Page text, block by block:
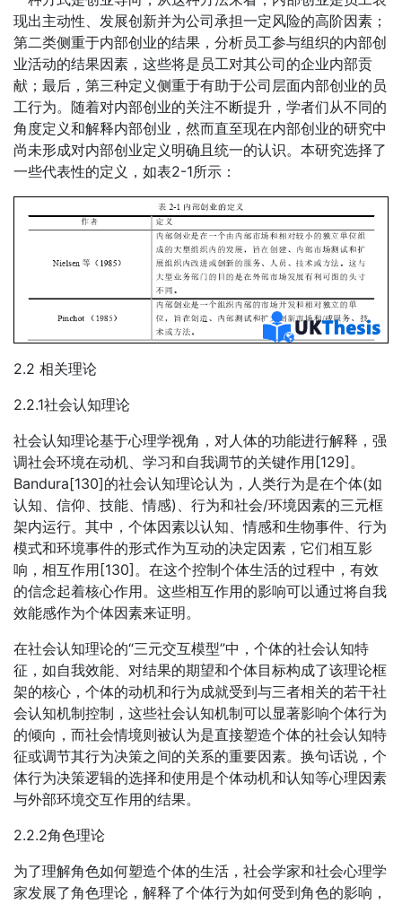
现出主动性、发展创新并为公司承担一定风险的高阶因素；
第二类侧重于内部创业的结果，分析员工参与组织的内部创
业活动的结果因素，这些将是员工对其公司的企业内部贡
献；最后，第三种定义侧重于有助于公司层面内部创业的员
工行为。随着对内部创业的关注不断提升，学者们从不同的
角度定义和解释内部创业，然而直至现在内部创业的研究中
尚未形成对内部创业定义明确且统一的认识。本研究选择了
一些代表性的定义，如表2-1所示：
2.2 相关理论
2.2.1社会认知理论
社会认知理论基于心理学视角，对人体的功能进行解释，强
调社会环境在动机、学习和自我调节的关键作用[129]。
Bandura[130]的社会认知理论认为，人类行为是在个体(如
认知、信仰、技能、情感)、行为和社会/环境因素的三元框
架内运行。其中，个体因素以认知、情感和生物事件、行为
模式和环境事件的形式作为互动的决定因素，它们相互影
响，相互作用[130]。在这个控制个体生活的过程中，有效
的信念起着核心作用。这些相互作用的影响可以通过将自我
效能感作为个体因素来证明。
在社会认知理论的“三元交互模型”中，个体的社会认知特
征，如自我效能、对结果的期望和个体目标构成了该理论框
架的核心，个体的动机和行为成就受到与三者相关的若干社
会认知机制控制，这些社会认知机制可以显著影响个体行为
的倾向，而社会情境则被认为是直接塑造个体的社会认知特
征或调节其行为决策之间的关系的重要因素。换句话说，个
体行为决策逻辑的选择和使用是个体动机和认知等心理因素
与外部环境交互作用的结果。
2.2.2角色理论
为了理解角色如何塑造个体的生活，社会学家和社会心理学
家发展了角色理论，解释了个体行为如何受到角色的影响，